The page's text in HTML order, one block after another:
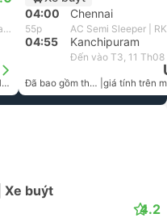
Giường nằm điều hòa | RKK Travels
giá tính trên một người lớn
04:00
Chennai
55p AC Semi Sleeper |
04:55 Kanchipuram
Đến vào T3, 11 Th08
Đã bao gồm thuế |
Xe buýt
4.2